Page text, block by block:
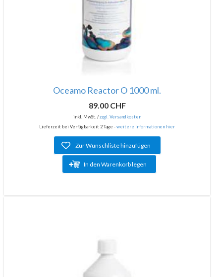
Oceamo Reactor O 1000 ml.
89.00 CHF
inkl. MwSt. /zzgl. Versandkosten
Lieferzeit bei Verfügbarkeit 2 Tage -weitere Informationen hier
Zur Wunschliste hinzufügen
In den Warenkorb legen